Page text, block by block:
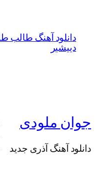
دانلود آهنگ طالب
دییشیر
جوان ملودی
دانلود آهنگ آذری جدید